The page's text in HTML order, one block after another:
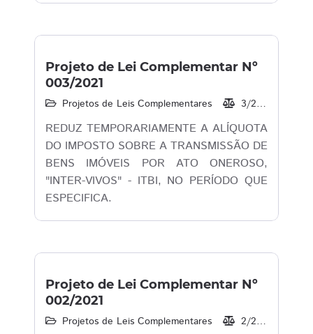
Projeto de Lei Complementar Nº
003/2021
Projetos de Leis Complementares 3/2021
REDUZ TEMPORARIAMENTE A ALÍQUOTA
DO IMPOSTO SOBRE A TRANSMISSÃO DE
BENS IMÓVEIS POR ATO ONEROSO,
"INTER-VIVOS" - ITBI, NO PERÍODO QUE
ESPECIFICA.
Projeto de Lei Complementar Nº
002/2021
Projetos de Leis Complementares 2/2021